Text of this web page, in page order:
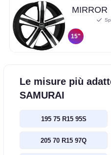
MIRROR
15"
Le misure più
SAMURAI
195 75 R15 95S
205 70 R15 97Q